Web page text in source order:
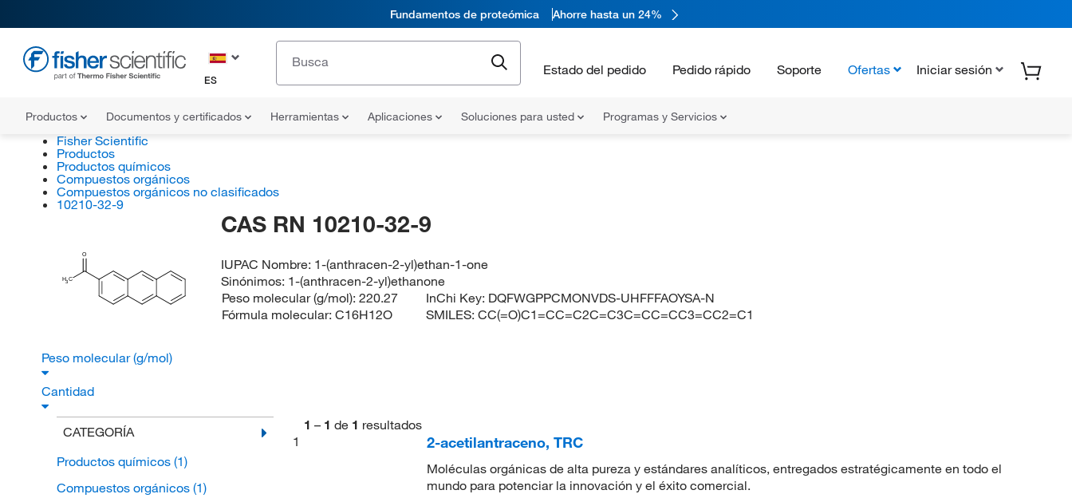
Fundamentos de proteómica Ahorre hasta un 24%
ES
Estado del pedido Pedido rápido Soporte Ofertas Iniciar sesión
Productos Documentos y certificados Herramientas Aplicaciones Soluciones para usted Programas y Servicios
Fisher Scientific
Productos
Productos químicos
Compuestos orgánicos
Compuestos orgánicos no clasificados
10210-32-9
H3C
O
CAS RN 10210-32-9
IUPAC Nombre: 1-(anthracen-2-yl)ethan-1-one
Sinónimos: 1-(anthracen-2-yl)ethanone
Peso molecular (g/mol): 220.27
Fórmula molecular: C16H12O
InChi Key: DQFWGPPCMONVDS-UHFFFAOYSA-N
SMILES:CC(=O)C1=CC=C2C=C3C=CC=CC3=CC2=C1
Peso molecular (g/mol)
Cantidad
CATEGORÍA
Productos químicos (1)
Compuestos orgánicos (1)
1 – 1 de 1 resultados
1
2-acetilantraceno, TRC
Moléculas orgánicas de alta pureza y estándares analíticos, entregados estratégicamente en todo el
mundo para potenciar la innovación y el éxito comercial.